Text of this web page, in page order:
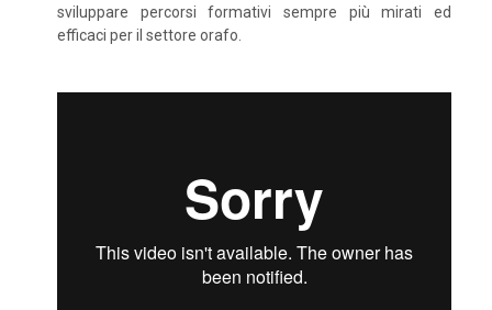
sviluppare percorsi formativi sempre più mirati ed
efficaci per il settore orafo.